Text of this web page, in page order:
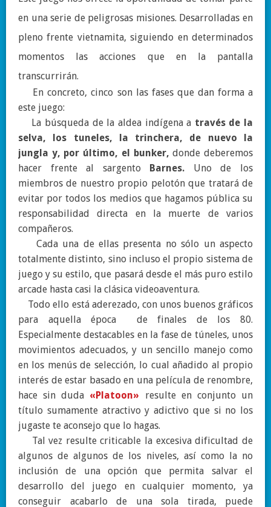
en una serie de peligrosas misiones. Desarrolladas en
pleno frente vietnamita, siguiendo en determinados
momentos las acciones que en la pantalla
transcurrirán.
En concreto, cinco son las fases que dan forma a
este juego:
La búsqueda de la aldea indígena a través de la
selva, los tuneles, la trinchera, de nuevo la
jungla y, por último, el bunker, donde deberemos
hacer frente al sargento Barnes. Uno de los
miembros de nuestro propio pelotón que tratará de
evitar por todos los medios que hagamos pública su
responsabilidad directa en la muerte de varios
compañeros.
Cada una de ellas presenta no sólo un aspecto
totalmente distinto, sino incluso el propio sistema de
juego y su estilo, que pasará desde el más puro estilo
arcade hasta casi la clásica videoaventura.
Todo ello está aderezado, con unos buenos gráficos
para aquella época de finales de los 80.
Especialmente destacables en la fase de túneles, unos
movimientos adecuados, y un sencillo manejo como
en los menús de selección, lo cual añadido al propio
interés de estar basado en una película de renombre,
hace sin duda «Platoon» resulte en conjunto un
título sumamente atractivo y adictivo que si no los
jugaste te aconsejo que lo hagas.
Tal vez resulte criticable la excesiva dificultad de
algunos de algunos de los niveles, así como la no
inclusión de una opción que permita salvar el
desarrollo del juego en cualquier momento, ya
conseguir acabarlo de una sola tirada, puede